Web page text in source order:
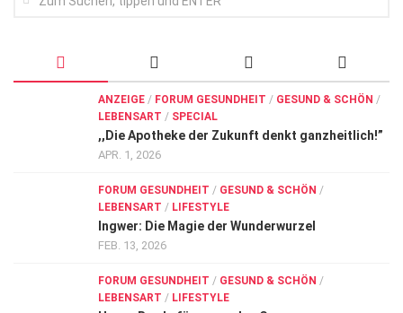
ANZEIGE / FORUM GESUNDHEIT / GESUND & SCHÖN /
LEBENSART / SPECIAL
,,Die Apotheke der Zukunft denkt ganzheitlich!”
APR. 1, 2026
FORUM GESUNDHEIT / GESUND & SCHÖN /
LEBENSART / LIFESTYLE
Ingwer: Die Magie der Wunderwurzel
FEB. 13, 2026
FORUM GESUNDHEIT / GESUND & SCHÖN /
LEBENSART / LIFESTYLE